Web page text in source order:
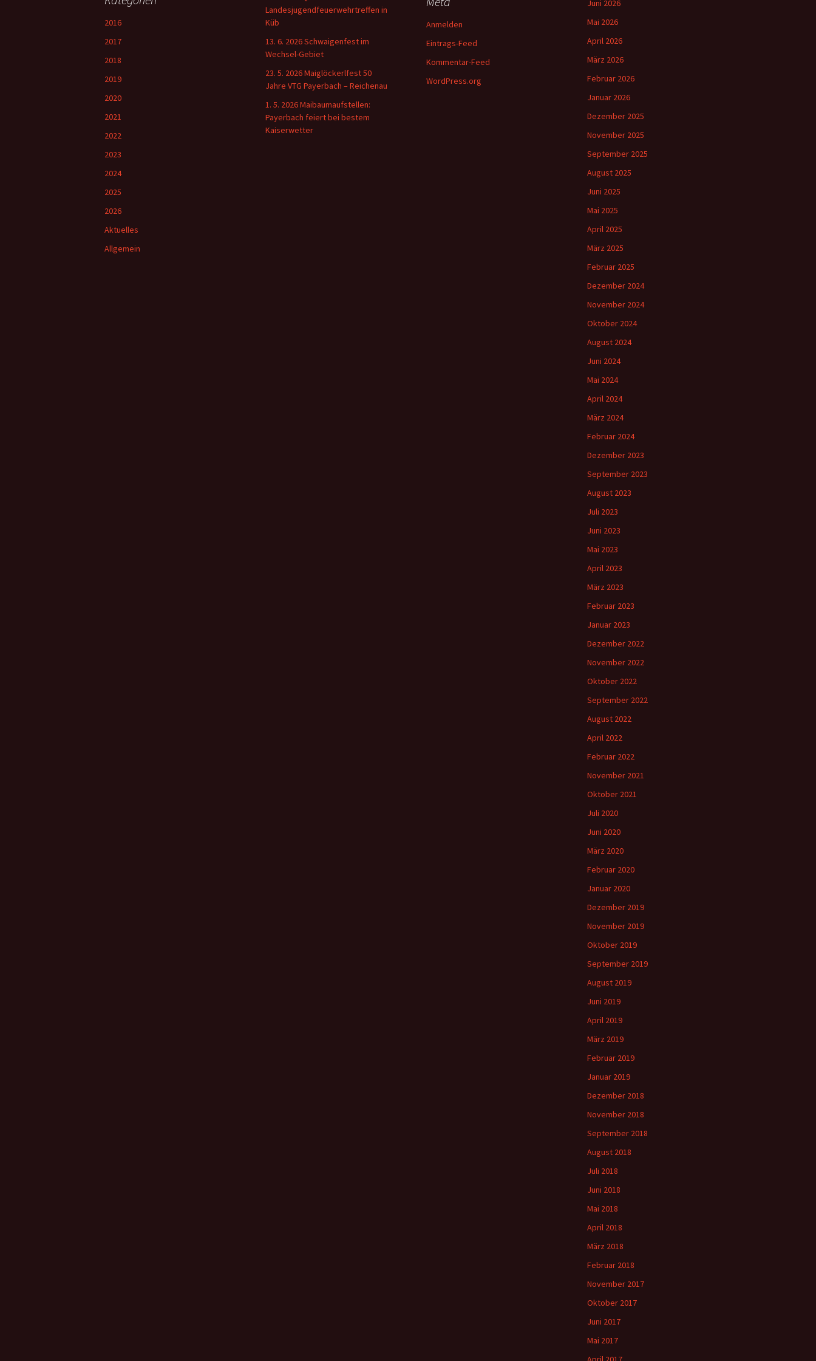
Landesjugendfeuerwehrtreffen in
Küb
13. 6. 2026 Schwaigenfest im
Wechsel-Gebiet
23. 5. 2026 Maiglöckerlfest 50
Jahre VTG Payerbach – Reichenau
1. 5. 2026 Maibaumaufstellen:
Payerbach feiert bei bestem
Kaiserwetter
Juni 2026
Mai 2026
April 2026
März 2026
Februar 2026
Januar 2026
Dezember 2025
November 2025
September 2025
August 2025
Juni 2025
Mai 2025
April 2025
März 2025
Februar 2025
Dezember 2024
November 2024
Oktober 2024
August 2024
Juni 2024
Mai 2024
April 2024
März 2024
Februar 2024
Dezember 2023
September 2023
August 2023
Juli 2023
Juni 2023
Mai 2023
April 2023
März 2023
Februar 2023
Januar 2023
Dezember 2022
November 2022
Oktober 2022
September 2022
August 2022
April 2022
Februar 2022
November 2021
Oktober 2021
Juli 2020
Juni 2020
März 2020
Februar 2020
Januar 2020
Dezember 2019
November 2019
Oktober 2019
September 2019
August 2019
Juni 2019
April 2019
März 2019
Februar 2019
Januar 2019
Dezember 2018
November 2018
September 2018
August 2018
Juli 2018
Juni 2018
Mai 2018
April 2018
März 2018
Februar 2018
November 2017
Oktober 2017
Juni 2017
Mai 2017
2016
2017
2018
2019
2020
2021
2022
2023
2024
2025
2026
Aktuelles
Allgemein
Anmelden
Eintrags-Feed
Kommentar-Feed
WordPress.org